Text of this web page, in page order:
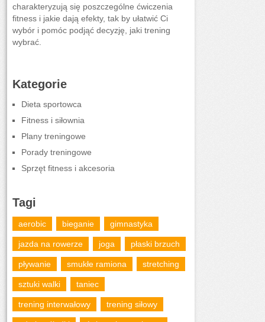
charakteryzują się poszczególne ćwiczenia
fitness i jakie dają efekty, tak by ułatwić Ci
wybór i pomóc podjąć decyzję, jaki trening
wybrać.
Kategorie
Dieta sportowca
Fitness i siłownia
Plany treningowe
Porady treningowe
Sprzęt fitness i akcesoria
Tagi
aerobic bieganie gimnastyka
jazda na rowerze joga płaski brzuch
pływanie smukłe ramiona stretching
sztuki walki taniec
trening interwałowy trening siłowy